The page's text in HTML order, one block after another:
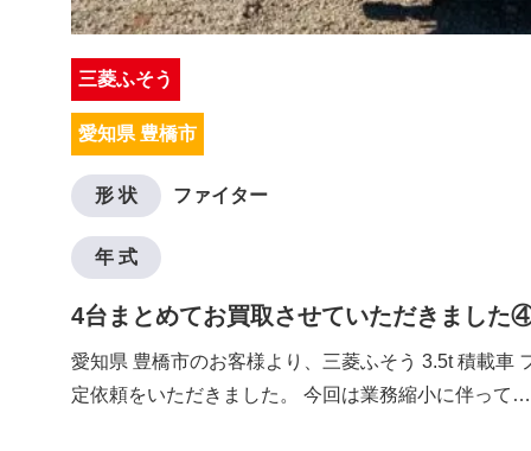
三菱ふそう
愛知県 豊橋市
形 状 ファイター
年 式
4台まとめてお買取させていただきました
愛知県 豊橋市のお客様より、三菱ふそう 3.5t 積載車
定依頼をいただきました。 今回は業務縮小に伴って…